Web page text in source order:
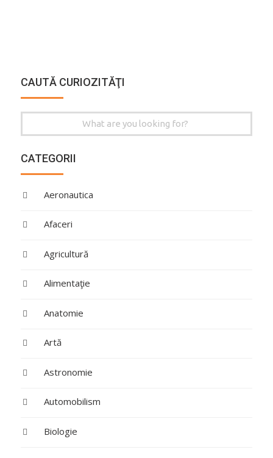
CAUTĂ CURIOZITĂŢI
for:
CATEGORII
Aeronautica
Afaceri
Agricultură
Alimentaţie
Anatomie
Artă
Astronomie
Automobilism
Biologie